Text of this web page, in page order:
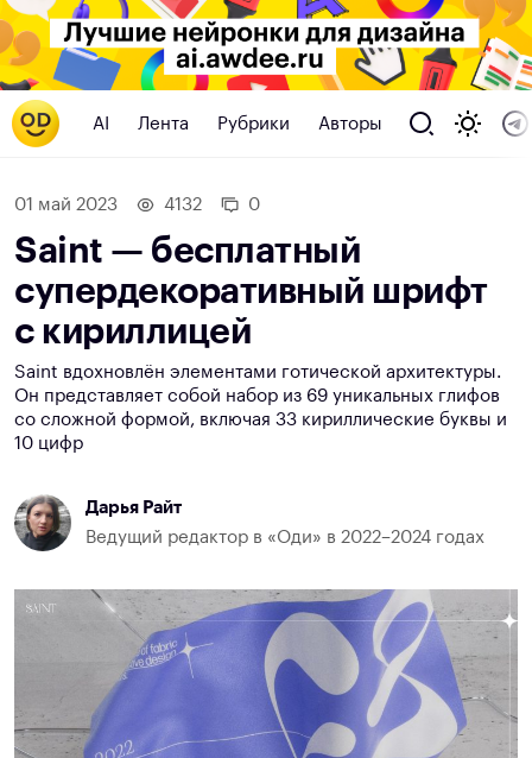
AI Лента Рубрики Авторы
01 май 2023 4132 0
Saint — бесплатный
супердекоративный шрифт
с кириллицей
Saint вдохновлён элементами готической архитектуры.
Он представляет собой набор из 69 уникальных глифов
со сложной формой, включая 33 кириллические буквы и
10 цифр
Дарья Райт
Ведущий редактор в «Оди» в 2022–2024 годах